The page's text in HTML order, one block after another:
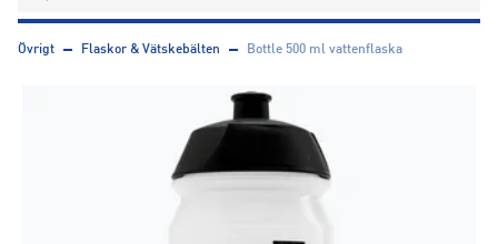
Övrigt Flaskor & Vätskebälten Bottle 500 ml vattenflaska